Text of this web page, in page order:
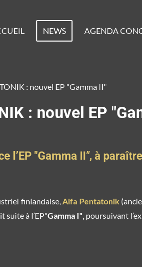
NEWS AGENDA
: nouvel EP "Gamma II"
: nouvel EP
l’EP "Gamma II", à
finlandaise,Alfa Pentatonik
suite à l’EP"Gamma I", poursuivant